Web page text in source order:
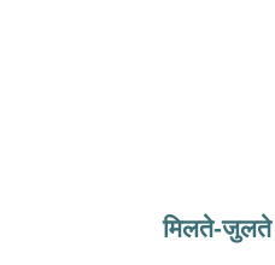
मिलते-